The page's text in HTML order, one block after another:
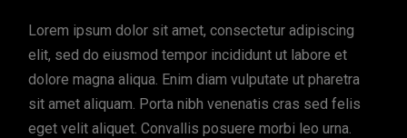
Lorem ipsum dolor sit amet, consectetur adipiscing
elit, sed do eiusmod tempor incididunt ut labore et
dolore magna aliqua. Enim diam vulputate ut pharetra
sit amet aliquam. Porta nibh venenatis cras sed felis
eget velit aliquet. Convallis posuere morbi leo urna.